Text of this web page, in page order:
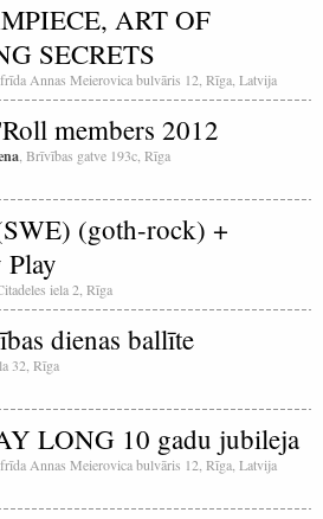
ART OF
SECRETS
Annas Meierovica bulvāris 12, Rīga, Latvija
members 2012
, Brīvības gatve 193c, Rīga
(goth-rock) +
iela 2, Rīga
dienas ballīte
32, Rīga
LONG 10 gadu jubileja
Annas Meierovica bulvāris 12, Rīga, Latvija